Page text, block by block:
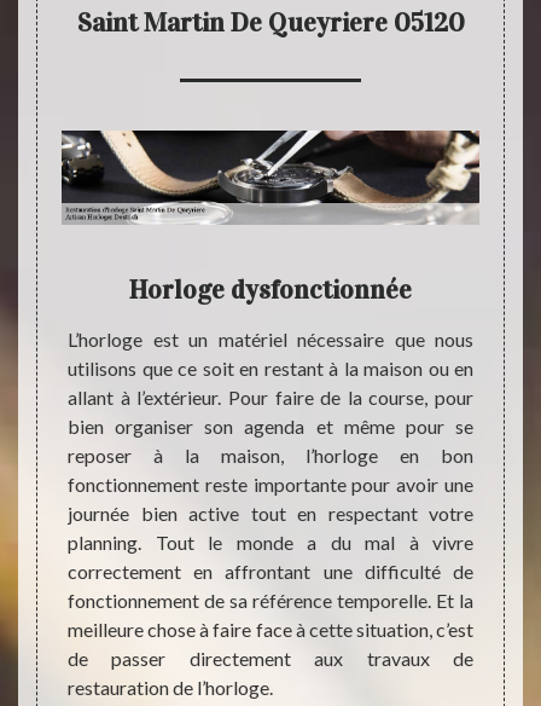
Saint Martin De Queyriere 05120
de
de
en
le
de
soit
un
La
veut
frais
Horloge dysfonctionnée
L’horloge est un matériel nécessaire que nous
utilisons que ce soit en restant à la maison ou en
allant à l’extérieur. Pour faire de la course, pour
bien organiser son agenda et même pour se
reposer à la maison, l’horloge en bon
fonctionnement reste importante pour avoir une
journée bien active tout en respectant votre
planning. Tout le monde a du mal à vivre
correctement en affrontant une difficulté de
fonctionnement de sa référence temporelle. Et la
meilleure chose à faire face à cette situation, c’est
de passer directement aux travaux de
restauration de l’horloge.
état